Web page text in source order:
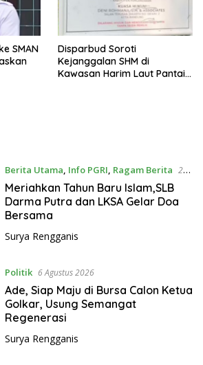
SMAN
Disparbud Soroti
Kejanggalan SHM di
Kawasan Harim Laut Pantai
Berita Utama, Info PGRI, Ragam Berita 26
Agustus 2020
Meriahkan Tahun Baru Islam,SLB
Darma Putra dan LKSA Gelar Doa
Bersama
Surya Rengganis
Politik 6 Agustus 2026
Ade, Siap Maju di Bursa Calon Ketua
Golkar, Usung Semangat
Regenerasi
Surya Rengganis